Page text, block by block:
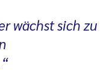
wächst sich zu